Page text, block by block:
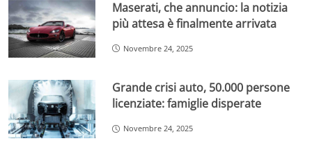
Maserati, che annuncio: la notizia
più attesa è finalmente arrivata
Novembre 24, 2025
Grande crisi auto, 50.000 persone
licenziate: famiglie disperate
Novembre 24, 2025